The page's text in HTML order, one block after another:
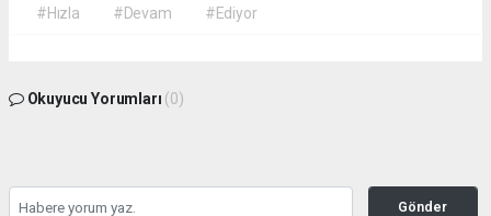
#Hızla
#Devam #Ediyor
Okuyucu Yorumları (0)
Gönder